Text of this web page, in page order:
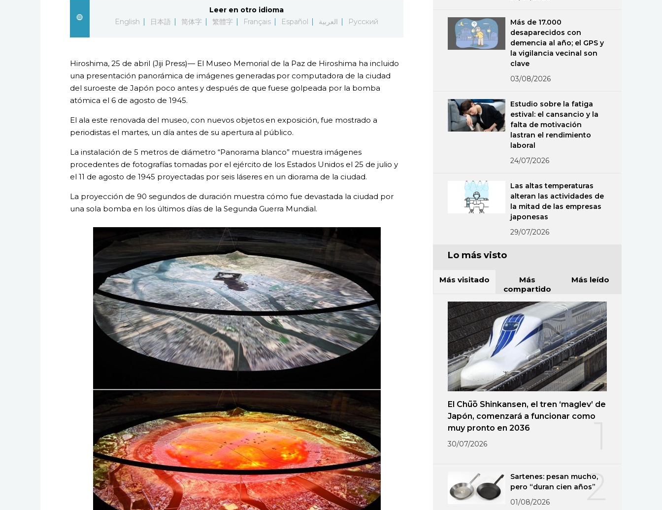
Leer en otro idioma
English
日本語 简体字 繁體字 Français Español العربية Русский
Hiroshima, 25 de abril (Jiji Press)— El Museo Memorial de la Paz de Hiroshima ha incluido
una presentación panorámica de imágenes generadas por computadora de la ciudad
del suroeste de Japón poco antes y después de que fuese golpeada por la bomba
atómica el 6 de agosto de 1945.
El ala este renovada del museo, con nuevos objetos en exposición, fue mostrado a
periodistas el martes, un día antes de su apertura al público.
La instalación de 5 metros de diámetro “Panorama blanco” muestra imágenes
procedentes de fotografías tomadas por el ejército de los Estados Unidos el 25 de julio y
el 11 de agosto de 1945 proyectadas por seis láseres en un diorama de la ciudad.
La proyección de 90 segundos de duración muestra cómo fue devastada la ciudad por
una sola bomba en los últimos días de la Segunda Guerra Mundial.
Más de 17.000
desaparecidos con
demencia al año; el GPS y
la vigilancia vecinal son
clave
03/08/2026
Estudio sobre la fatiga
estival: el cansancio y la
falta de motivación
lastran el rendimiento
laboral
24/07/2026
Las altas temperaturas
alteran las actividades de
la mitad de las empresas
japonesas
29/07/2026
Lo más visto
Más visitado
Más
compartido
Más leído
El Chūō Shinkansen, el tren ‘maglev’ de
Japón, comenzará a funcionar como
muy pronto en 2036
30/07/2026
2
Sartenes: pesan mucho,
pero “duran cien años”
01/08/2026